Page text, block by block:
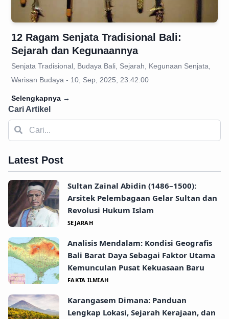
12 Ragam Senjata Tradisional Bali:
Sejarah dan Kegunaannya
Senjata Tradisional, Budaya Bali, Sejarah, Kegunaan Senjata,
Warisan Budaya - 10, Sep, 2025, 23:42:00
Selengkapnya →
Cari Artikel
Latest Post
Sultan Zainal Abidin (1486–1500):
Arsitek Pelembagaan Gelar Sultan dan
Revolusi Hukum Islam
SEJARAH
Analisis Mendalam: Kondisi Geografis
Bali Barat Daya Sebagai Faktor Utama
Kemunculan Pusat Kekuasaan Baru
FAKTA ILMIAH
Karangasem Dimana: Panduan
Lengkap Lokasi, Sejarah Kerajaan, dan